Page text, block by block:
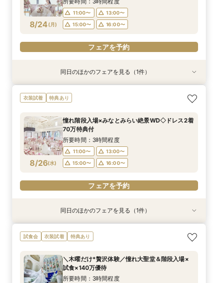
フェアを予約
フェアを予約
8/24 (月)
11:00〜
13:00〜
15:00〜
16:00〜
フェアを予約
衣装試着 特典あり
8/24(月)
【大切なペットと挙式＆披露宴どちらもOK】
ペット婚*安心相談会
11:05〜
フェアを予約
同日のほかのフェアを見る（1件）
衣装試着 特典あり
8/26(水)
憧れ階段入場×みなとみらい絶景WD◇ドレス2着
70万特典付
所要時間：3時間程度
11:00〜
13:00〜
15:00〜
16:00〜
フェアを予約
衣装試着 特典あり
8/26(水)
【大切なペットと挙式＆披露宴どちらもOK】
ペット婚*安心相談会
11:05〜 15:00〜
同日のほかのフェアを見る（1件）
試食会 衣装試着 特典あり
＼木曜だけ*贅沢体験／憧れ大聖堂＆階段入場×
試食×140万優待
所要時間：3時間程度